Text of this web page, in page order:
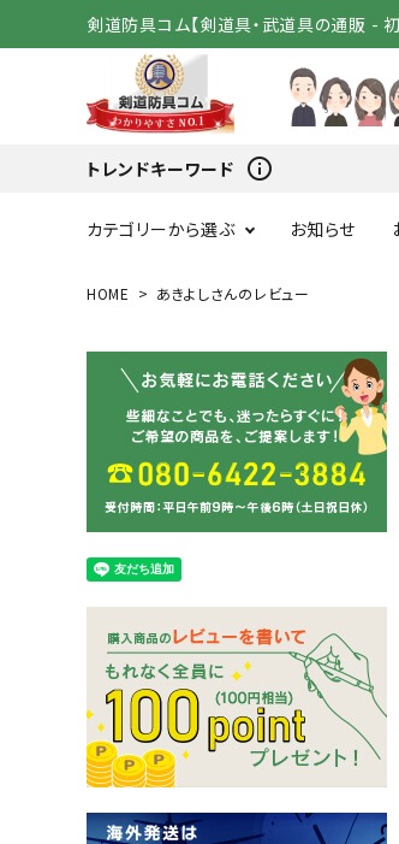
剣道防具コム【剣道具・武道具の通販 -
トレンドキーワード info_outline
カテゴリーから選ぶ
変わり胴
剣道着
ネーム/ゼッケン
お知らせ
HOME あきよしさんのレビュー